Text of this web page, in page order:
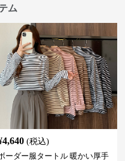
ム
4,640 (税込)
ーダー服タートル 暖かい厚手